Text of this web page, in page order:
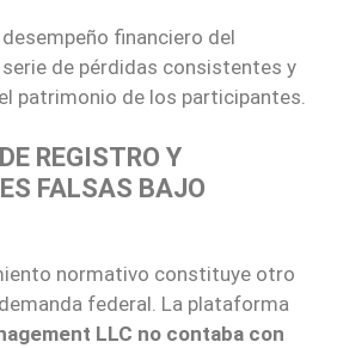
financiero del
de pérdidas consistentes y
patrimonio de los participantes.
REGISTRO Y
FALSAS BAJO
normativo constituye otro
federal. La plataforma
LLC no contaba con